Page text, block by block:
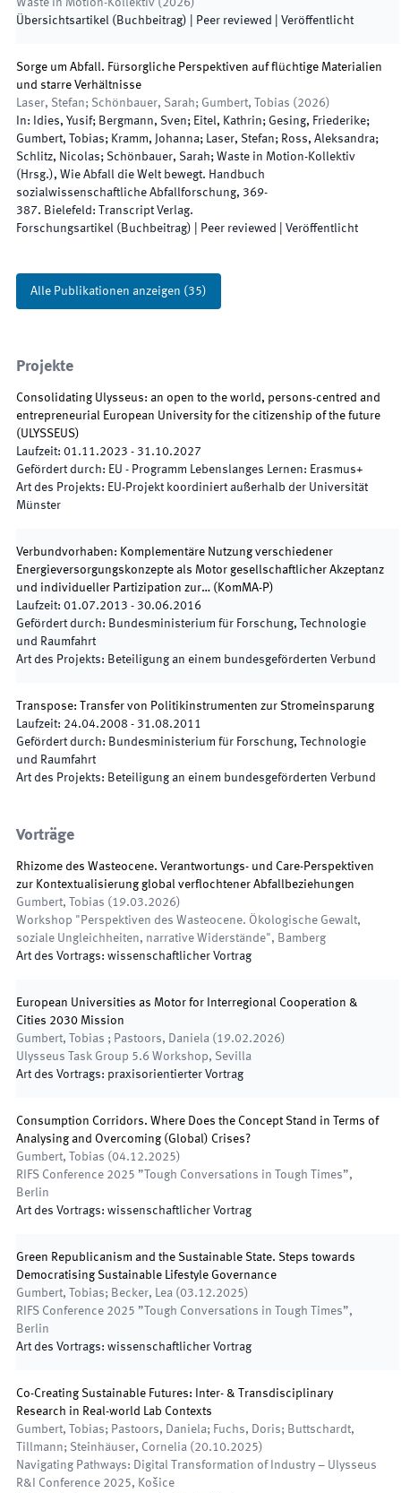
Waste in Motion-Kollektiv ( 2026)
Übersichtsartikel (Buchbeitrag) | Peer reviewed Veröffentlicht
Sorge um Abfall. Fürsorgliche Perspektiven auf flüchtige Materialien
und starre Verhältnisse
Laser, Stefan; Schönbauer, Sarah; Gumbert, Tobias ( 2026)
In:
Idies, Yusif; Bergmann, Sven; Eitel, Kathrin; Gesing, Friederike;
Gumbert, Tobias; Kramm, Johanna; Laser, Stefan; Ross, Aleksandra;
Schlitz, Nicolas; Schönbauer, Sarah; Waste in Motion-Kollektiv
( Hrsg.), Wie Abfall die Welt bewegt. Handbuch
sozialwissenschaftliche Abfallforschung, 369-
387. Bielefeld: Transcript Verlag.
Forschungsartikel (Buchbeitrag) | Peer reviewed Veröffentlicht
Alle Publikationen anzeigen (35)
Projekte
Consolidating Ulysseus: an open to the world, persons-centred and
entrepreneurial European University for the citizenship of the future
(ULYSSEUS)
Laufzeit: 01.11.2023 - 31.10.2027
Gefördert durch: EU - Programm Lebenslanges Lernen: Erasmus+
Art des Projekts: EU-Projekt koordiniert außerhalb der Universität
Münster
Verbundvorhaben: Komplementäre Nutzung verschiedener
Energieversorgungskonzepte als Motor gesellschaftlicher Akzeptanz
und individueller Partizipation zur… ( KomMA-P)
Laufzeit: 01.07.2013 - 30.06.2016
Gefördert durch: Bundesministerium für Forschung, Technologie
und Raumfahrt
Art des Projekts: Beteiligung an einem bundesgeförderten Verbund
Transpose: Transfer von Politikinstrumenten zur Stromeinsparung
Laufzeit: 24.04.2008 - 31.08.2011
Gefördert durch: Bundesministerium für Forschung, Technologie
und Raumfahrt
Art des Projekts: Beteiligung an einem bundesgeförderten Verbund
Vorträge
Rhizome des Wasteocene. Verantwortungs- und Care-Perspektiven
zur Kontextualisierung global verflochtener Abfallbeziehungen
Gumbert, Tobias ( 19.03.2026)
Workshop "Perspektiven des Wasteocene. Ökologische Gewalt,
soziale Ungleichheiten, narrative Widerstände", Bamberg
Art des Vortrags: wissenschaftlicher Vortrag
European Universities as Motor for Interregional Cooperation &
Cities 2030 Mission
Gumbert, Tobias ; Pastoors, Daniela ( 19.02.2026)
Ulysseus Task Group 5.6 Workshop, Sevilla
Art des Vortrags: praxisorientierter Vortrag
Consumption Corridors. Where Does the Concept Stand in Terms of
Analysing and Overcoming (Global) Crises?
Gumbert, Tobias (04.12.2025)
RIFS Conference 2025 ”Tough Conversations in Tough Times”,
Berlin
Art des Vortrags: wissenschaftlicher Vortrag
Green Republicanism and the Sustainable State. Steps towards
Democratising Sustainable Lifestyle Governance
Gumbert, Tobias; Becker, Lea (03.12.2025)
RIFS Conference 2025 ”Tough Conversations in Tough Times”,
Berlin
Art des Vortrags: wissenschaftlicher Vortrag
Co-Creating Sustainable Futures: Inter- & Transdisciplinary
Research in Real-world Lab Contexts
Gumbert, Tobias; Pastoors, Daniela; Fuchs, Doris; Buttschardt,
Tillmann; Steinhäuser, Cornelia ( 20.10.2025)
Navigating Pathways: Digital Transformation of Industry – Ulysseus
R&I Conference 2025, Košice